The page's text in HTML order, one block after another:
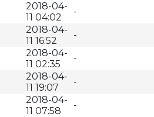
2018-04-
11 04:02
-
2018-04-
11 16:52
-
2018-04-
11 02:35
-
2018-04-
11 19:07
-
2018-04-
11 07:58
-